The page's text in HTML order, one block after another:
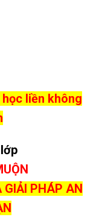
học liền không
GIẢI PHÁP AN